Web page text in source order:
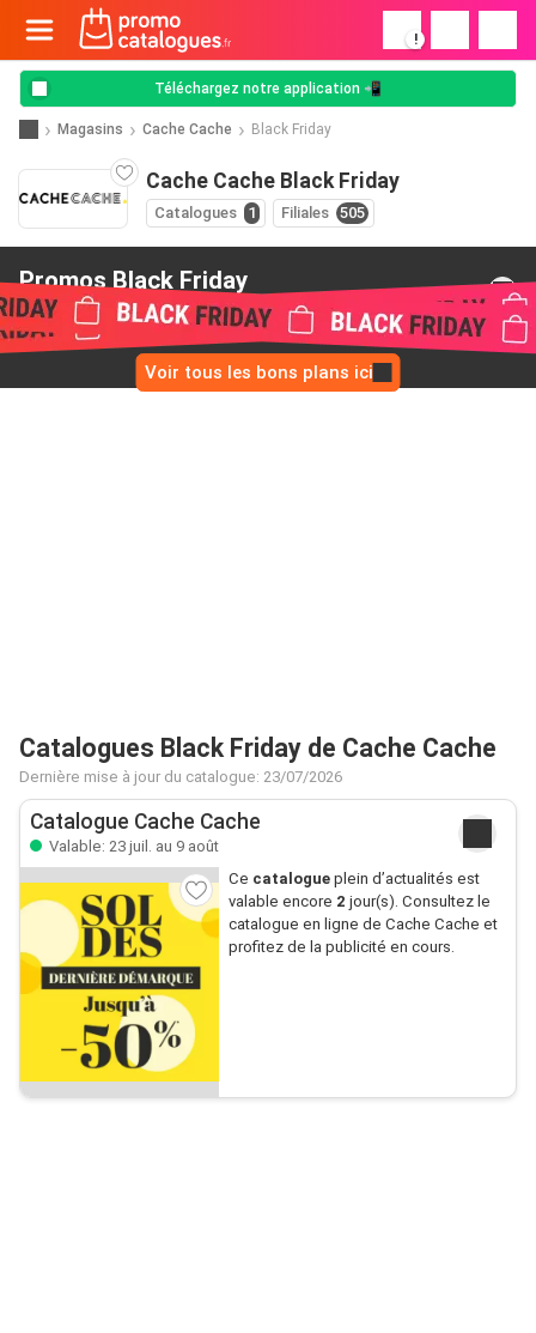
!
Téléchargez notre application 📲
Magasins Cache Cache Black Friday
Cache Cache Black Friday
Catalogues 1 Filiales 505
Promos Black Friday
de Cache Cache
Voir tous les bons plans ici
Catalogues Black Friday de Cache Cache
Dernière mise à jour du catalogue: 23/07/2026
Catalogue Cache Cache
Valable: 23 juil. au 9 août
Ce catalogueplein d’actualités est
valable encore 2 jour(s). Consultez le
catalogue en ligne de Cache Cache et
profitez de la publicité en cours.